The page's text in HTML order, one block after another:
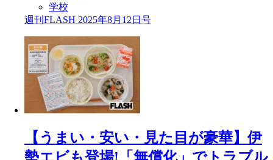
学校
週刊FLASH 2025年8月12日号
【うまい・安い・見た目が豪華】伊